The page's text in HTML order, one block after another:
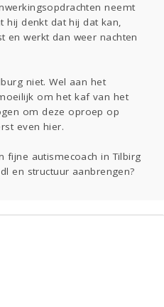
neemt
hij denkt dat hij dat kan,
en werkt dan weer nachten
niet. Wel aan het
om het kaf van het
om deze oproep op
even hier.
fijne autismecoach in Tilbirg
en structuur aanbrengen?